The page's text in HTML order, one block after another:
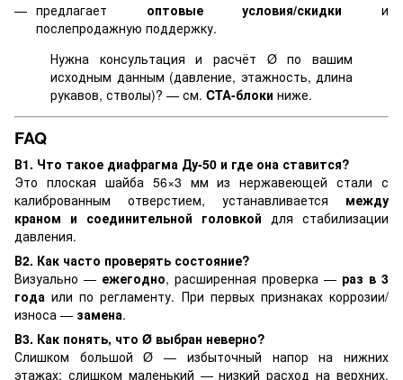
предлагает оптовые условия/скидки и
послепродажную поддержку.
Нужна консультация и расчёт Ø по вашим
исходным данным (давление, этажность, длина
рукавов, стволы)? — см. CTA-блоки ниже.
FAQ
В1. Что такое диафрагма Ду-50 и где она ставится?
Это плоская шайба 56×3 мм из нержавеющей стали с
калиброванным отверстием, устанавливается между
краном и соединительной головкой для стабилизации
давления.
В2. Как часто проверять состояние?
Визуально — ежегодно, расширенная проверка — раз в 3
года или по регламенту. При первых признаках коррозии/
износа — замена.
В3. Как понять, что Ø выбран неверно?
Слишком большой Ø — избыточный напор на нижних
этажах; слишком маленький — низкий расход на верхних.